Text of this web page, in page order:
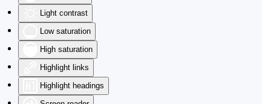
Light contrast
Low saturation
High saturation
Highlight links
Highlight headings